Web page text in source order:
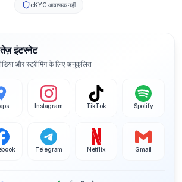
eKYC आवश्यक नहीं
इंटरनेट
और स्ट्रीमिंग के लिए अनुकूलित
Instagram TikTok Spotify
Telegram Netflix Gmail